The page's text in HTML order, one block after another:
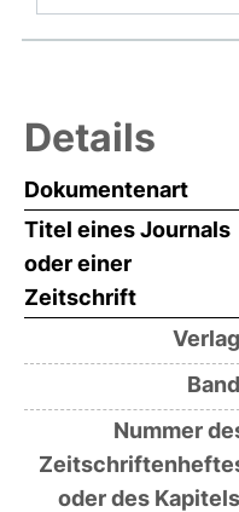
Details
Dokumentenart
Titel eines Journals
oder einer
Zeitschrift
Nummer
oder des